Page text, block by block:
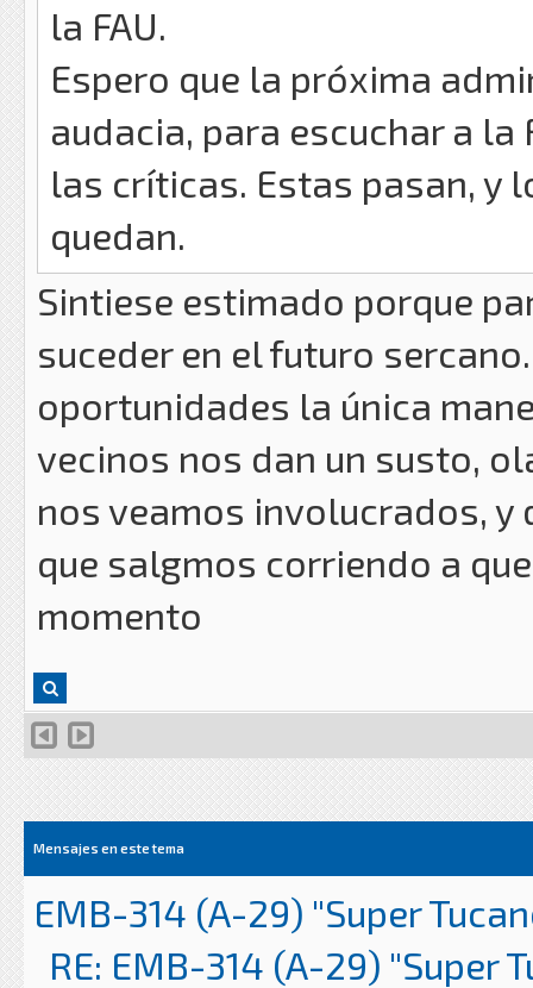
la FAU.
Espero que la próxima
audacia, para escuchar a la
las críticas. Estas pasan, y
quedan.
Sintiese estimado porque
suceder en el futuro
oportunidades la única
vecinos nos dan un susto,
nos veamos involucrados, y
que salgmos corriendo a
momento
Mensajes en este tema
EMB-314 (A-29) "Super
RE: EMB-314 (A-29) "Super